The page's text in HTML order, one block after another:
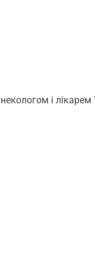
і лікарем